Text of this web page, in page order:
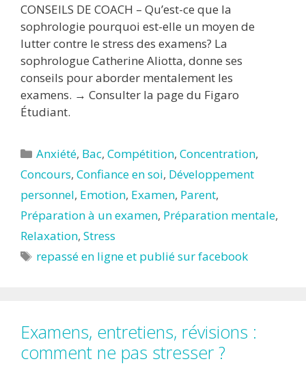
CONSEILS DE COACH – Qu’est-ce que la
sophrologie pourquoi est-elle un moyen de
lutter contre le stress des examens? La
sophrologue Catherine Aliotta, donne ses
conseils pour aborder mentalement les
examens. → Consulter la page du Figaro
Étudiant.
Catégories
Anxiété, Bac,Compétition,Concentration,
Concours, Confiance en soi, Développement
personnel, Emotion, Examen, Parent,
Préparation à un examen, Préparation mentale,
Relaxation, Stress
Étiquettes
repassé en ligne et publié sur facebook
Examens, entretiens, révisions :
comment ne pas stresser ?